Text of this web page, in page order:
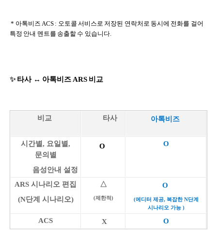
* 아톡비즈 ACS : 오토콜 서비스로 저장된 연락처로 동시에 전화를 걸어
특정 안내 멘트를 송출할 수 있습니다.
✨타사 ↔ 아톡비즈 ARS 비교
비교 타사 아톡비즈
시간별, 요일별,
문의별
음성안내 설정
O O
ARS 시나리오 편집
(N단계 시나리오)
△
(제한적)
O
(에디터 제공, 복잡한 N단계
시나리오 가능 )
ACS X O